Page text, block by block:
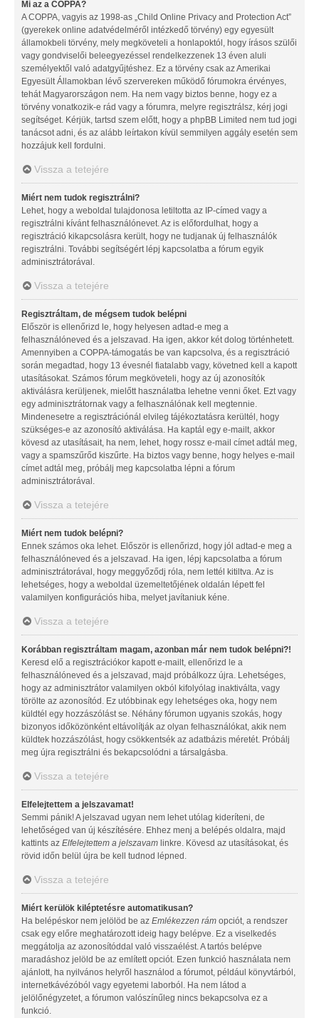
Mi az a COPPA?
A COPPA, vagyis az 1998-as „Child Online Privacy and Protection Act”
(gyerekek online adatvédelméről intézkedő törvény) egy egyesült
államokbeli törvény, mely megköveteli a honlapoktól, hogy írásos szülői
vagy gondviselői beleegyezéssel rendelkezzenek 13 éven aluli
személyektől való adatgyűjtéshez. Ez a törvény csak az Amerikai
Egyesült Államokban lévő szervereken működő fórumokra érvényes,
tehát Magyarországon nem. Ha nem vagy biztos benne, hogy ez a
törvény vonatkozik-e rád vagy a fórumra, melyre regisztrálsz, kérj jogi
segítséget. Kérjük, tartsd szem előtt, hogy a phpBB Limited nem tud jogi
tanácsot adni, és az alább leírtakon kívül semmilyen aggály esetén sem
hozzájuk kell fordulni.
Vissza a tetejére
Miért nem tudok regisztrálni?
Lehet, hogy a weboldal tulajdonosa letiltotta az IP-címed vagy a
regisztrálni kívánt felhasználónevet. Az is előfordulhat, hogy a
regisztráció kikapcsolásra került, hogy ne tudjanak új felhasználók
regisztrálni. További segítségért lépj kapcsolatba a fórum egyik
adminisztrátorával.
Vissza a tetejére
Regisztráltam, de mégsem tudok belépni
Először is ellenőrizd le, hogy helyesen adtad-e meg a
felhasználóneved és a jelszavad. Ha igen, akkor két dolog történhetett.
Amennyiben a COPPA-támogatás be van kapcsolva, és a regisztráció
során megadtad, hogy 13 évesnél fiatalabb vagy, követned kell a kapott
utasításokat. Számos fórum megköveteli, hogy az új azonosítók
aktiválásra kerüljenek, mielőtt használatba lehetne venni őket. Ezt vagy
egy adminisztrátornak vagy a felhasználónak kell megtennie.
Mindenesetre a regisztrációnál elvileg tájékoztatásra kerültél, hogy
szükséges-e az azonosító aktiválása. Ha kaptál egy e-mailt, akkor
kövesd az utasításait, ha nem, lehet, hogy rossz e-mail címet adtál meg,
vagy a spamszűrőd kiszűrte. Ha biztos vagy benne, hogy helyes e-mail
címet adtál meg, próbálj meg kapcsolatba lépni a fórum
adminisztrátorával.
Vissza a tetejére
Miért nem tudok belépni?
Ennek számos oka lehet. Először is ellenőrizd, hogy jól adtad-e meg a
felhasználóneved és a jelszavad. Ha igen, lépj kapcsolatba a fórum
adminisztrátorával, hogy meggyőződj róla, nem lettél kitiltva. Az is
lehetséges, hogy a weboldal üzemeltetőjének oldalán lépett fel
valamilyen konfigurációs hiba, melyet javítaniuk kéne.
Vissza a tetejére
Korábban regisztráltam magam, azonban már nem tudok belépni?!
Keresd elő a regisztrációkor kapott e-mailt, ellenőrizd le a
felhasználóneved és a jelszavad, majd próbálkozz újra. Lehetséges,
hogy az adminisztrátor valamilyen okból kifolyólag inaktiválta, vagy
törölte az azonosítód. Ez utóbbinak egy lehetséges oka, hogy nem
küldtél egy hozzászólást se. Néhány fórumon ugyanis szokás, hogy
bizonyos időközönként eltávolítják az olyan felhasználókat, akik nem
küldtek hozzászólást, hogy csökkentsék az adatbázis méretét. Próbálj
meg újra regisztrálni és bekapcsolódni a társalgásba.
Vissza a tetejére
Elfelejtettem a jelszavamat!
Semmi pánik! A jelszavad ugyan nem lehet utólag kideríteni, de
lehetőséged van új készítésére. Ehhez menj a belépés oldalra, majd
kattints az Elfelejtettem a jelszavam linkre. Kövesd az utasításokat, és
rövid időn belül újra be kell tudnod lépned.
Vissza a tetejére
Miért kerülök kiléptetésre automatikusan?
Ha belépéskor nem jelölöd be az Emlékezzen rám opciót, a rendszer
csak egy előre meghatározott ideig hagy belépve. Ez a viselkedés
meggátolja az azonosítóddal való visszaélést. A tartós belépve
maradáshoz jelöld be az említett opciót. Ezen funkció használata nem
ajánlott, ha nyilvános helyről használod a fórumot, például könyvtárból,
internetkávézóból vagy egyetemi laborból. Ha nem látod a
jelölőnégyzetet, a fórumon valószínűleg nincs bekapcsolva ez a
funkció.